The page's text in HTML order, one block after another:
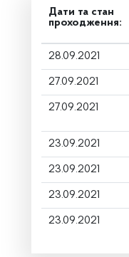
Дати та стан
проходження:
28.09.2021
27.09.2021
27.09.2021
23.09.2021
23.09.2021
23.09.2021
23.09.2021